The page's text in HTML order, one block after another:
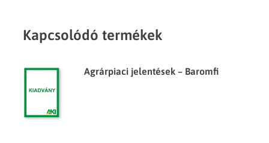
Kapcsolódó termékek
Agrárpiaci jelentések – Baromfi